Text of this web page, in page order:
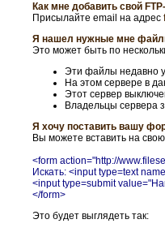
Как мне добавить свой
Присылайте email на адрес
Я нашел нужные мне
Это может быть по
Эти файлы недавно
На этом сервере в
Этот сервер
Владельцы сервера
Я хочу поставить вашу
Вы можете вставить на
<form action="http://
Искать: <input type=text
<input type=submit
</form>
Это будет выглядеть так: